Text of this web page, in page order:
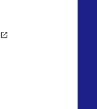
open_in_new